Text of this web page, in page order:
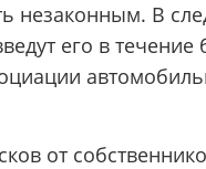
незаконным. В
его в
от